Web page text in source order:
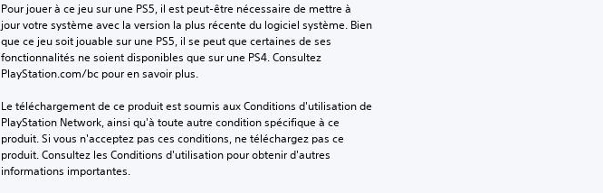
Pour jouer à ce jeu sur une PS5, il est peut-être nécessaire de mettre à
jour votre système avec la version la plus récente du logiciel système. Bien
que ce jeu soit jouable sur une PS5, il se peut que certaines de ses
fonctionnalités ne soient disponibles que sur une PS4. Consultez
PlayStation.com/bc pour en savoir plus.
Le téléchargement de ce produit est soumis aux Conditions d'utilisation de
PlayStation Network, ainsi qu'à toute autre condition spécifique à ce
produit. Si vous n'acceptez pas ces conditions, ne téléchargez pas ce
produit. Consultez les Conditions d'utilisation pour obtenir d'autres
informations importantes.